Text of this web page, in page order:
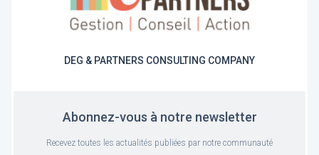
DEG & PARTNERS CONSULTING COMPANY
Abonnez-vous à notre newsletter
Recevez toutes les actualités publiées par notre communauté